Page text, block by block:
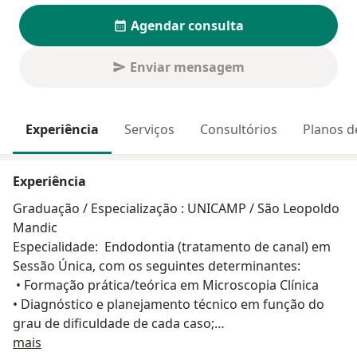
Agendar consulta
Enviar mensagem
Experiência Serviços Consultórios Planos
Experiência
Graduação / Especialização : UNICAMP / São Leopoldo
Mandic
Especialidade: Endodontia (tratamento de canal) em
Sessão Única, com os seguintes determinantes:
• Formação prática/teórica em Microscopia Clínica
• Diagnóstico e planejamento técnico em função do
grau de dificuldade de cada caso;
• Tratamentos endodônticos de baixo, médio e alto
mais